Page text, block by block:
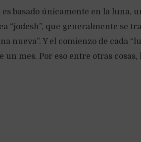
basado únicamente en la luna,
“jodesh”, que generalmente se
nueva”. Y el comienzo de cada
un mes. Por eso entre otras cosas,